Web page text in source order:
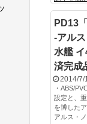
PD13
-アル
水艦
済完成
2014/7/
・ABS/
設定と、
を博した
アルス・